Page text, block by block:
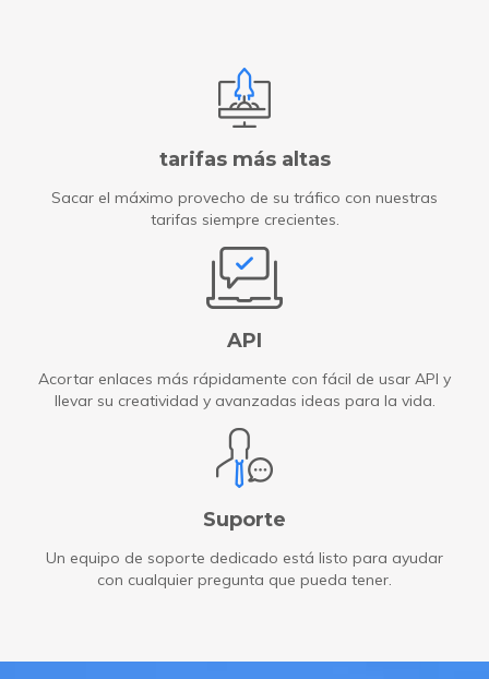
tarifas más altas
Sacar el máximo provecho de su tráfico con nuestras
tarifas siempre crecientes.
API
Acortar enlaces más rápidamente con fácil de usar API y
llevar su creatividad y avanzadas ideas para la vida.
Suporte
Un equipo de soporte dedicado está listo para ayudar
con cualquier pregunta que pueda tener.